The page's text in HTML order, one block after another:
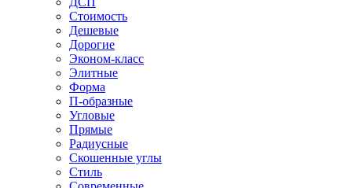
Стоимость
Дешевые
Дорогие
Эконом-класс
Элитные
Форма
П-образные
Угловые
Прямые
Радиусные
Скошенные углы
Стиль